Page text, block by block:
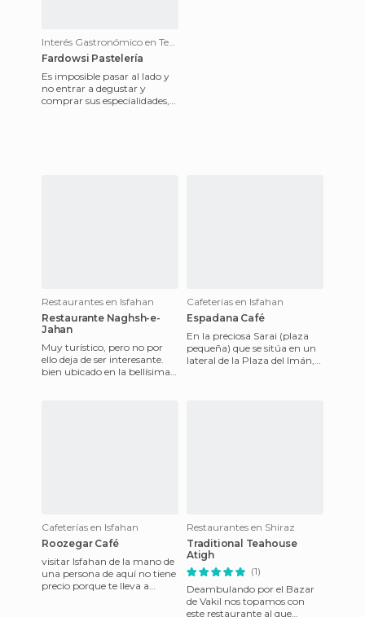
Interés Gastronómico en Teherán
Fardowsi Pastelería
Es imposible pasar al lado y
no entrar a degustar y
comprar sus especialidades,
Restaurantes en Isfahan
Restaurante Naghsh-e-
Jahan
Muy turístico, pero no por
ello deja de ser interesante.
bien ubicado en la bellísima
Cafeterías en Isfahan
Espadana Café
En la preciosa Sarai (plaza
pequeña) que se sitúa en un
lateral de la Plaza del Imán,
Cafeterías en Isfahan
Roozegar Café
visitar Isfahan de la mano de
una persona de aquí no tiene
precio porque te lleva a
Restaurantes en Shiraz
Traditional Teahouse
Atigh
(1)
Deambulando por el Bazar
de Vakil nos topamos con
este restaurante al que